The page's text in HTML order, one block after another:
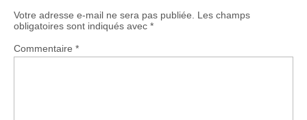
Votre adresse e-mail ne sera pas publiée.
Les champs
obligatoires sont indiqués avec *
Commentaire *